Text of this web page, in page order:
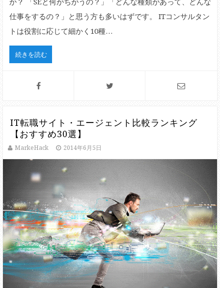
仕事をするの？」と思う方も多いはずです。 ITコンサルタン
トは役割に応じて細かく10種…
続きを読む
IT転職サイト・エージェント比較ランキング
【おすすめ30選】
MarkeHack 2014年6月5日